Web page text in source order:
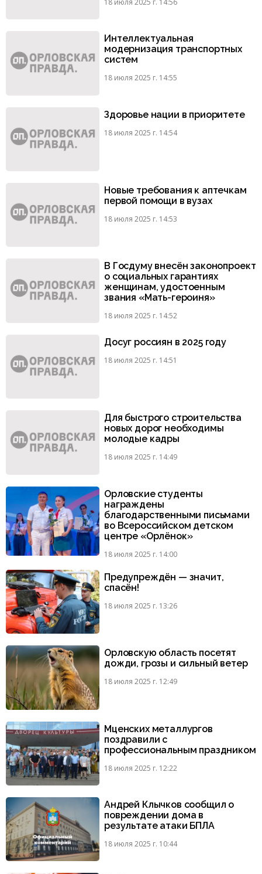
Интеллектуальная
модернизация транспортных
систем
18 июля 2025 г. 14:55
Здоровье нации в приоритете
18 июля 2025 г. 14:54
Новые требования к аптечкам
первой помощи в вузах
18 июля 2025 г. 14:53
В Госдуму внесён законопроект
о социальных гарантиях
женщинам, удостоенным
звания «Мать-героиня»
18 июля 2025 г. 14:52
Досуг россиян в 2025 году
18 июля 2025 г. 14:51
Для быстрого строительства
новых дорог необходимы
молодые кадры
18 июля 2025 г. 14:49
Орловские студенты
награждены
благодарственными письмами
во Всероссийском детском
центре «Орлёнок»
18 июля 2025 г. 14:00
Предупреждён — значит,
спасён!
18 июля 2025 г. 13:26
Орловскую область посетят
дожди, грозы и сильный ветер
18 июля 2025 г. 12:49
Мценских металлургов
поздравили с
профессиональным праздником
18 июля 2025 г. 12:22
Андрей Клычков сообщил о
повреждении дома в
результате атаки БПЛА
18 июля 2025 г. 10:44